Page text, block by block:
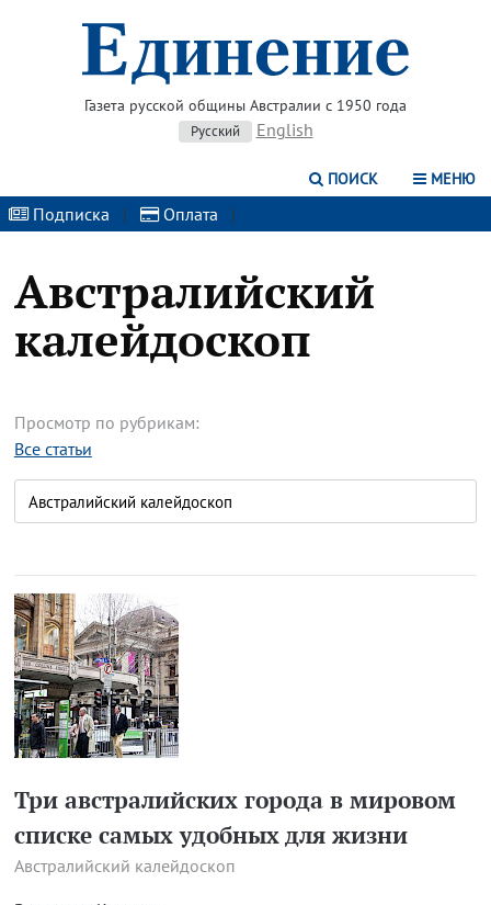
Газета русской общины Австралии с 1950 года
Русский English
ПОИСК МЕНЮ
Подписка | Оплата |
Австралийский
калейдоскоп
Просмотр по рубрикам:
Все статьи
Три австралийских города в мировом
списке самых удобных для жизни
Австралийский калейдоскоп